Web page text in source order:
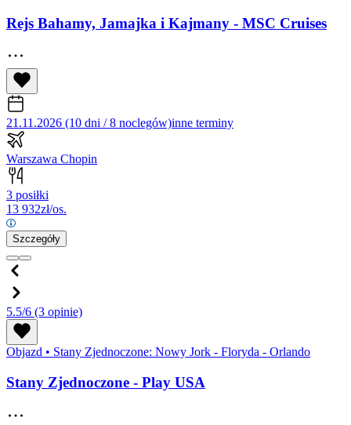
Rejs Bahamy, Jamajka i Kajmany - MSC Cruises
21.11.2026 (10 dni / 8 noclegów)inne terminy
Warszawa Chopin
3 posiłki
13 932zł/os.
Szczegóły
5.5/6 (3 opinie)
Objazd • Stany Zjednoczone: Nowy Jork - Floryda - Orlando
Stany Zjednoczone - Play USA